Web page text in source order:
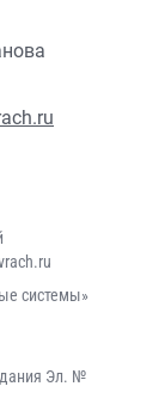
системы»
Эл. №